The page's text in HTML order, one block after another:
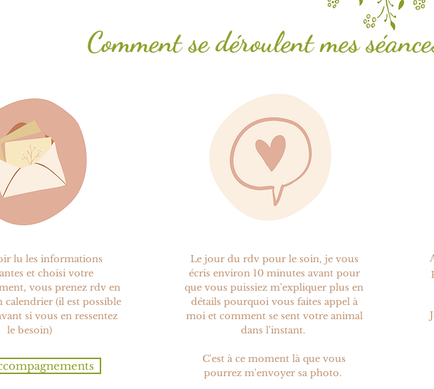
Comment se déroulent mes
lu les informations
et choisi votre
vous prenez rdv en
calendrier (il est possible
si vous en ressentez
le besoin)
Le jour du rdv pour le soin, je vous
écris environ 10 minutes avant pour
que vous puissiez m'expliquer plus en
détails pourquoi vous faites appel à
moi et comment se sent votre animal
dans l'instant.
C'est à ce moment là que vous
pourrez m'envoyer sa photo.